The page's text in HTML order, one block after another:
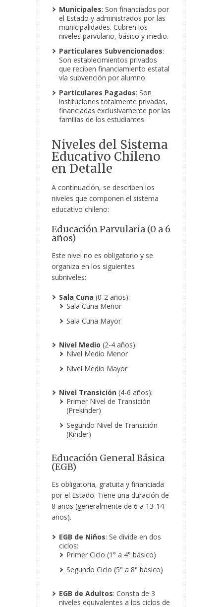
Municipales: Son financiados por
el Estado y administrados por las
municipalidades. Cubren los
niveles parvulario, básico y medio.
Particulares Subvencionados:
Son establecimientos privados
que reciben financiamiento estatal
vía subvención por alumno.
Particulares Pagados: Son
instituciones totalmente privadas,
financiadas exclusivamente por las
familias de los estudiantes.
Niveles del Sistema
Educativo Chileno
en Detalle
A continuación, se describen los
niveles que componen el sistema
educativo chileno:
Educación Parvularia (0 a 6
años)
Este nivel no es obligatorio y se
organiza en los siguientes
subniveles:
Sala Cuna (0-2 años):
Sala Cuna Menor
Sala Cuna Mayor
Nivel Medio (2-4 años):
Nivel Medio Menor
Nivel Medio Mayor
Nivel Transición (4-6 años):
Primer Nivel de Transición
(Prekínder)
Segundo Nivel de Transición
(Kínder)
Educación General Básica
(EGB)
Es obligatoria, gratuita y financiada
por el Estado. Tiene una duración de
8 años (generalmente de 6 a 13-14
años).
EGB de Niños: Se divide en dos
ciclos:
Primer Ciclo (1° a 4° básico)
Segundo Ciclo (5° a 8° básico)
EGB de Adultos: Consta de 3
niveles equivalentes a los ciclos de